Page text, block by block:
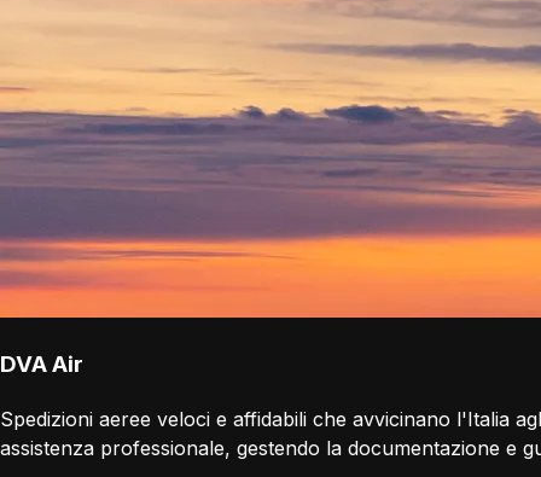
DVA Air
Spedizioni aeree veloci e affidabili che avvicinano l'Italia
assistenza professionale, gestendo la documentazione e